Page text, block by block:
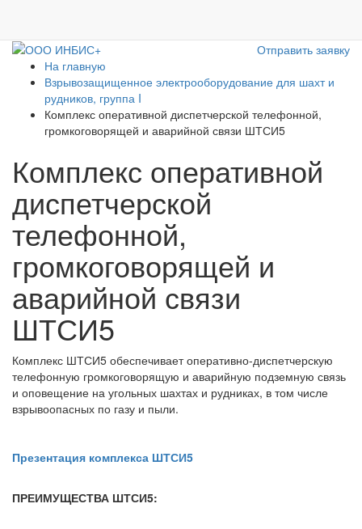
Отправить заявку
На главную
Взрывозащищенное электрооборудование для шахт и
рудников, группа I
Комплекс оперативной диспетчерской телефонной,
громкоговорящей и аварийной связи ШТСИ5
Комплекс оперативной
диспетчерской
телефонной,
громкоговорящей и
аварийной связи
ШТСИ5
Комплекс ШТСИ5 обеспечивает оперативно-диспетчерскую
телефонную громкоговорящую и аварийную подземную связь
и оповещение на угольных шахтах и рудниках, в том числе
взрывоопасных по газу и пыли.
Презентация комплекса ШТСИ5
ПРЕИМУЩЕСТВА ШТСИ5: